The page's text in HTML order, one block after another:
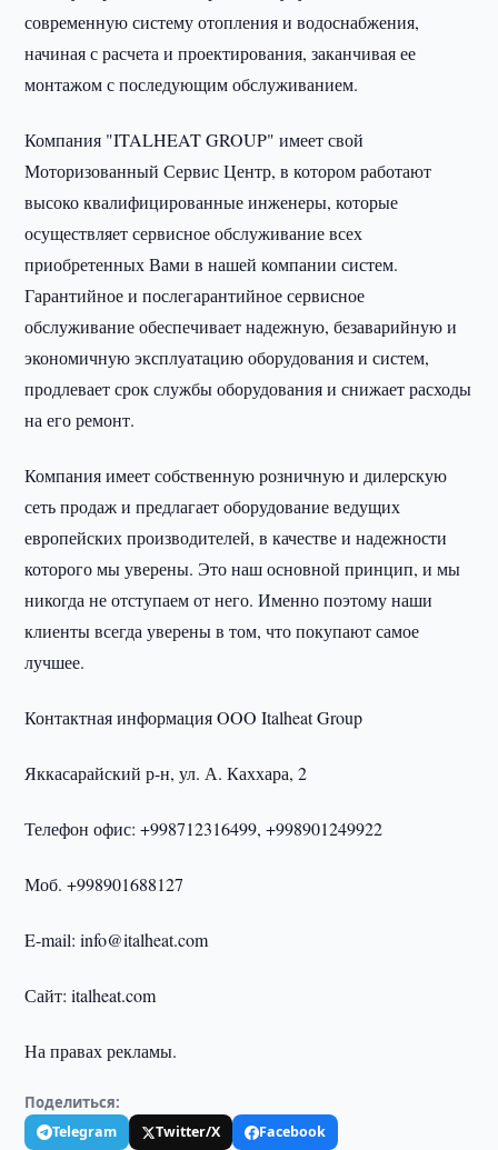
современную систему отопления и водоснабжения,
начиная с расчета и проектирования, заканчивая ее
монтажом с последующим обслуживанием.
Компания "ITALHEAT GROUP" имеет свой
Моторизованный Сервис Центр, в котором работают
высоко квалифицированные инженеры, которые
осуществляет сервисное обслуживание всех
приобретенных Вами в нашей компании систем.
Гарантийное и послегарантийное сервисное
обслуживание обеспечивает надежную, безаварийную и
экономичную эксплуатацию оборудования и систем,
продлевает срок службы оборудования и снижает расходы
на его ремонт.
Компания имеет собственную розничную и дилерскую
сеть продаж и предлагает оборудование ведущих
европейских производителей, в качестве и надежности
которого мы уверены. Это наш основной принцип, и мы
никогда не отступаем от него. Именно поэтому наши
клиенты всегда уверены в том, что покупают самое
лучшее.
Контактная информация OOO Italheat Group
Яккасарайский р-н, ул. А. Каххара, 2
Телефон офис: +998712316499, +998901249922
Моб. +998901688127
E-mail: info@italheat.com
Сайт: italheat.com
На правах рекламы.
Поделиться:
Telegram Twitter/X
Facebook